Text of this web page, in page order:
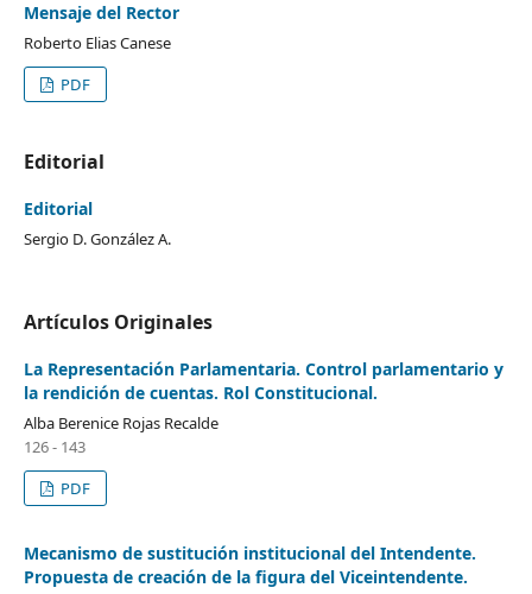
Mensaje del Rector
Roberto Elias Canese
PDF
Editorial
Editorial
Sergio D. González A.
Artículos Originales
La Representación Parlamentaria. Control parlamentario y
la rendición de cuentas. Rol Constitucional.
Alba Berenice Rojas Recalde
126 - 143
PDF
Mecanismo de sustitución institucional del Intendente.
Propuesta de creación de la figura del Viceintendente.